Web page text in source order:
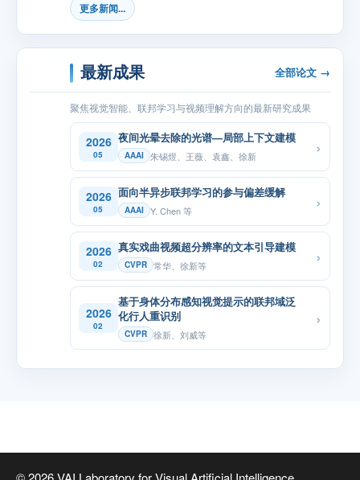
更多新闻...
最新成果 全部论文 →
聚焦视觉智能、联邦学习与视频理解方向的最新研究成果
2026
05
夜间光晕去除的光谱—局部上下文建模
AAAI 朱锡煜、王薇、袁鑫、徐新 ›
2026
05
面向半异步联邦学习的参与偏差缓解
AAAI Y. Chen 等 ›
2026
02
真实戏曲视频超分辨率的文本引导建模
CVPR 常华、徐新等 ›
2026
02
基于身体分布感知视觉提示的联邦域泛
化行人重识别
CVPR 徐新、刘威等
›